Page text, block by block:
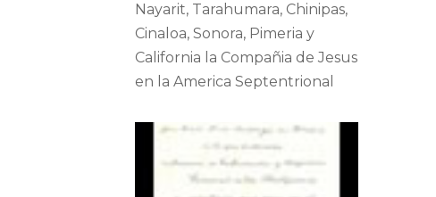
Nayarit, Tarahumara, Chinipas,
Cinaloa, Sonora, Pimeria y
California la Compañia de Jesus
en la America Septentrional